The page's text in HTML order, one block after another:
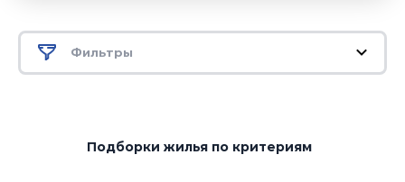
Фильтры
Подборки жильяпо критериям